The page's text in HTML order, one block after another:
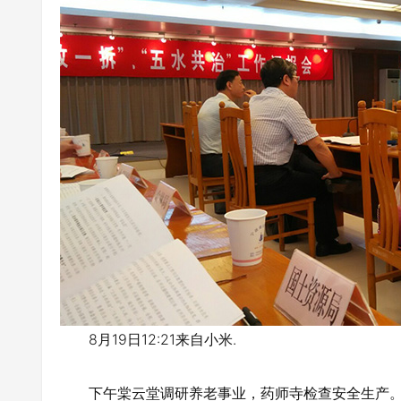
8月19日12:21来自小米.
下午棠云堂调研养老事业，药师寺检查安全生产